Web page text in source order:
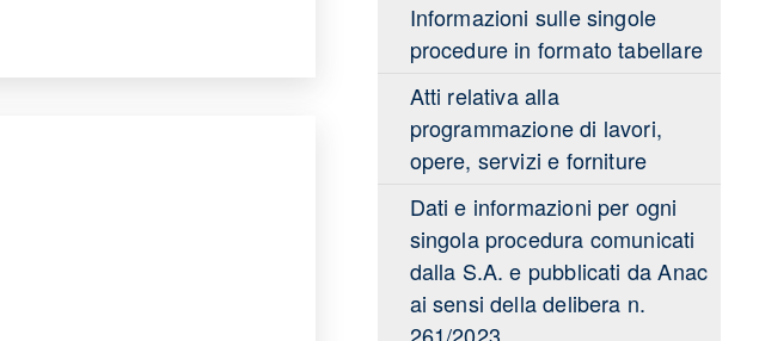
Informazioni sulle singole
procedure in formato tabellare
Atti relativa alla
programmazione di lavori,
opere, servizi e forniture
Dati e informazioni per ogni
singola procedura comunicati
dalla S.A. e pubblicati da Anac
ai sensi della delibera n.